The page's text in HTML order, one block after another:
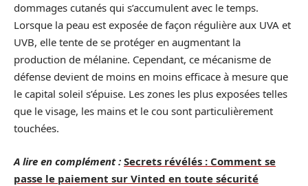
dommages cutanés qui s’accumulent avec le temps.
Lorsque la peau est exposée de façon régulière aux UVA et
UVB, elle tente de se protéger en augmentant la
production de mélanine. Cependant, ce mécanisme de
défense devient de moins en moins efficace à mesure que
le capital soleil s’épuise. Les zones les plus exposées telles
que le visage, les mains et le cou sont particulièrement
touchées.
A lire en complément : Secrets révélés : Comment se
passe le paiement sur Vinted en toute sécurité